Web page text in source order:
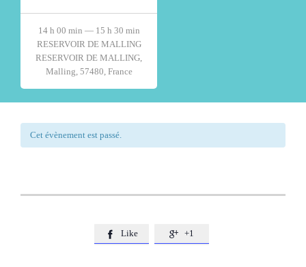
14 h 00 min — 15 h 30 min
RESERVOIR DE MALLING
RESERVOIR DE MALLING,
Malling, 57480, France
Cet évènement est passé.
 Like  +1